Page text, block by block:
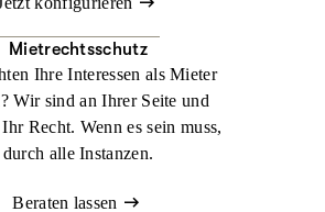
Mietrechtsschutz
Ihre Interessen als Mieter
Wir sind an Ihrer Seite und
Recht. Wenn es sein muss,
durch alle Instanzen.
Beraten lassen